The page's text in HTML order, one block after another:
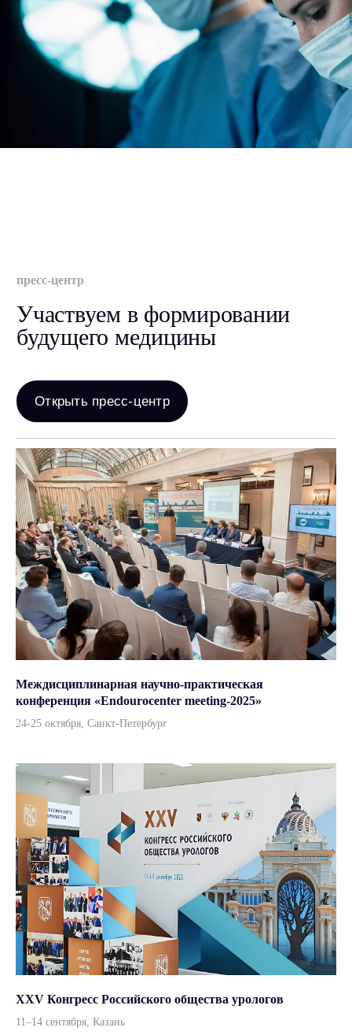
Междисциплинарная научно-практическая
конференция «Endourocenter meeting-2025»
24-25 октября, Санкт-Петербург
XXV Конгресс Российского общества урологов
11–14 сентября, Казань
Контакты
О компании
Партнерам
Пресс-центр
Бренды
Навигация
Стерилизация и дезинфекция
Травматология и реабилитация
ЛОР
УЗИ диагностика
ИИ ассистенты
Каталог
Урология
Хирургия
Гинекология
Анестезиология
Эндоскопия
Терапия
Адрес
г. Москва, улица Врубеля,
дом 8, офис 4/1
По всем вопросам
На связи 9:00-18:00